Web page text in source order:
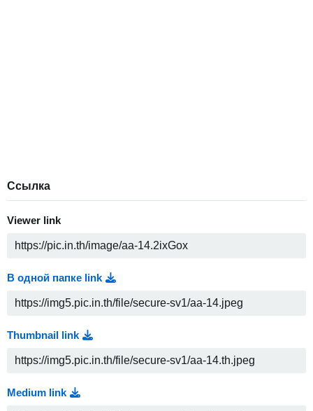
Ссылка
Viewer link
В одной папке link
Thumbnail link
Medium link